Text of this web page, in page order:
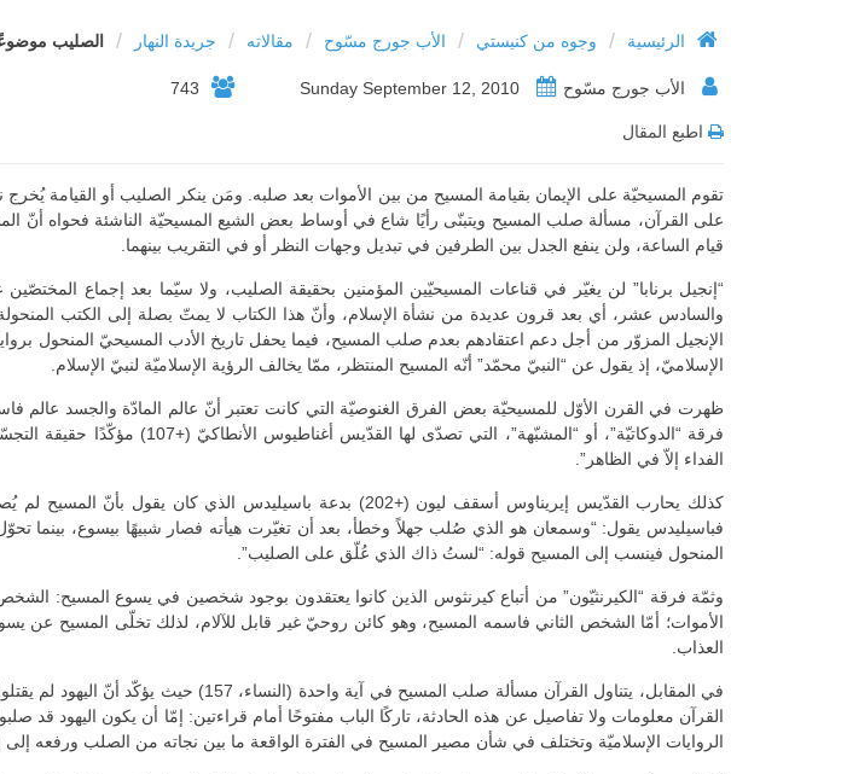
الرئيسية / وجوه من كنيستي / الأب جورج مسّوح / مقالاته / جريدة النهار / الصليب
الأب جورج مسّوح 743
اطبع المقال
تقوم المسيحيّة على الإيمان بقيامة المسيح من بين الأموات بعد صلبه. ومَن ينكر الصليب أو القيامة
على القرآن، مسألة صلب المسيح ويتبنّى رأيًا شاع في أوساط بعض الشيع المسيحيّة الناشئة فحواه أنّ
قيام الساعة، ولن ينفع الجدل بين الطرفين في تبديل وجهات النظر أو في التقريب بينهما.
“إنجيل برنابا” لن يغيّر في قناعات المسيحيّين المؤمنين بحقيقة الصليب، ولا سيّما بعد إجماع
والسادس عشر، أي بعد قرون عديدة من نشأة الإسلام، وأنّ هذا الكتاب لا يمتّ بصلة إلى الكتب
الإنجيل المزوّر من أجل دعم اعتقادهم بعدم صلب المسيح، فيما يحفل تاريخ الأدب المسيحيّ المنحول
الإسلاميّ، إذ يقول عن “النبيّ محمّد” أنّه المسيح المنتظر، ممّا يخالف الرؤية الإسلاميّة لنبيّ الإسلام.
ظهرت في القرن الأوّل للمسيحيّة بعض الفرق الغنوصيّة التي كانت تعتبر أنّ عالم المادّة والجسد
فرقة “الدوكاتيّة”، أو
الفداء إلاّ في الظاهر”.
كذلك يحارب القدّيس إيريناوس أسقف ليون (+202) بدعة
فباسيليدس يقول: “وسمعان هو الذي صُلب جهلاً وخطأ، بعد أن تغيّرت هيأته فصار شبيهًا بيسوع، بينما
المنحول فينسب إلى المسيح قوله: “لستُ ذاك الذي عُلّق على الصليب”.
وثمّة فرقة “الكيرنثيّون” من أتباع كيرنثوس الذين كانوا يعتقدون بوجود شخصين في يسوع المسيح:
الأموات؛ أمّا الشخص الثاني فاسمه المسيح، وهو كائن روحيّ غير قابل للآلام، لذلك تخلّى المسيح
العذاب.
في المقابل، يتناول القرآن مسألة صلب
القرآن معلومات ولا تفاصيل عن هذه الحادثة، تاركًا الباب مفتوحًا أمام قراءتين: إمّا أن يكون اليهود
الروايات الإسلاميّة وتختلف في شأن مصير المسيح في الفترة الواقعة ما بين نجاته من الصلب ورفعه إلى